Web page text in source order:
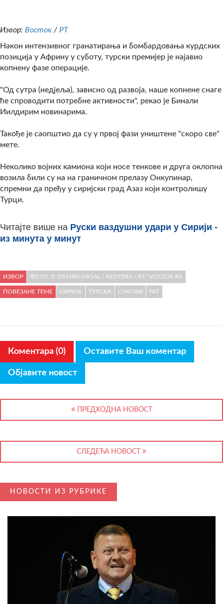
Извор: Восток / РТ
Након интензивног гранатирања и бомбардовања курдских
позиција у Африну у суботу, турски премијер је најавио
копнену фазе операције.
"Од сутра (недјеља), зависно од развоја, наше копнене снаге
ће спроводити потребне активности", рекао је Бинали
Иилдирим новинарима.
Такође је саопштио да су у првој фази уништене "скоро све"
мете.
Неколико војних камиона који носе тенкове и друга оклопна
возила били су на на граничном прелазу Онкупинар,
спремни да пређу у сиријски град Азаз који контролишу
Турци.
Читајте више на Руски ваздушни удари у Сирији -
из минута у минут
ИЗВОР ФОТО: © OSMAN ORSAL / REUTERS / RT/ VOSTOK.RS
ПОВЕЗАНЕ ТЕМЕ СИРИЈА ТУРСКА СУКОБИ РАТ
Коментара (0) Оставите Ваш коментар
Објавите новост
ПРЕДХОДНА НОВОСТ
СЛЕДЕЋА НОВОСТ
НОВОСТИ ИЗ РУБРИКЕ